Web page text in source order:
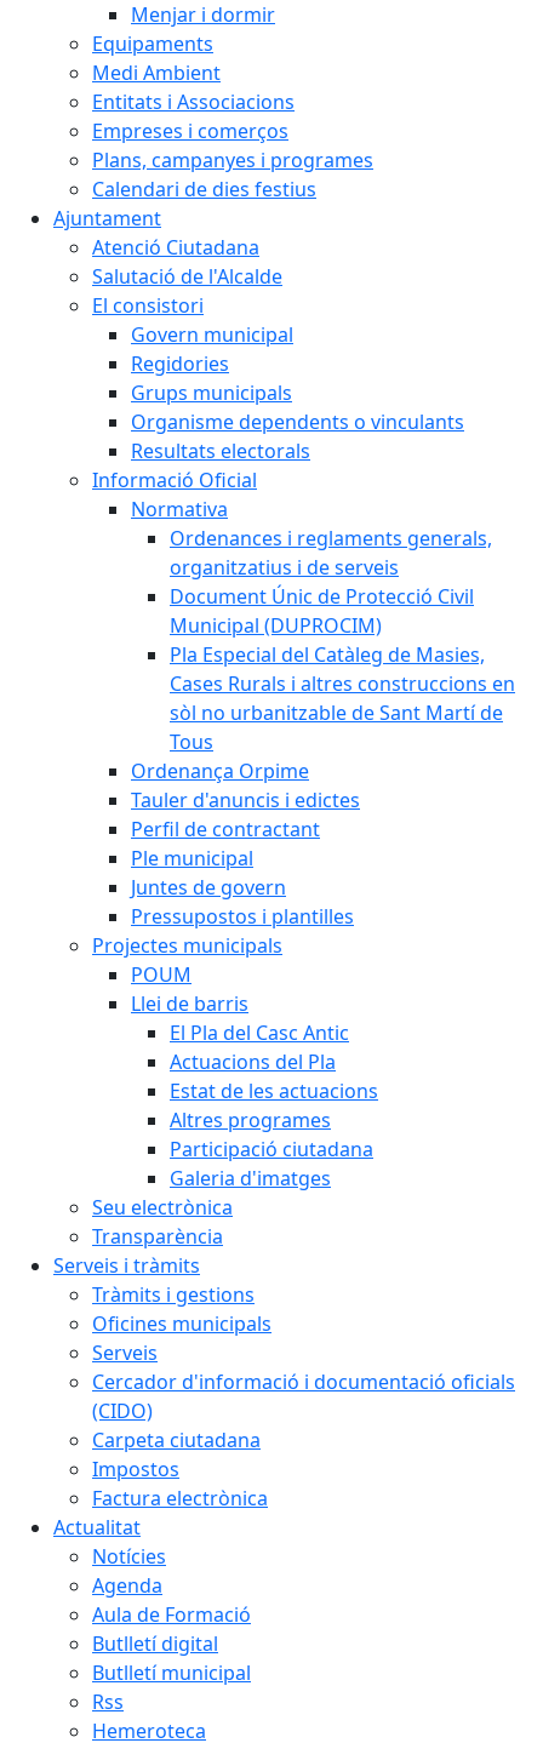
Menjar i dormir
Equipaments
Medi Ambient
Entitats i Associacions
Empreses i comerços
Plans, campanyes i programes
Calendari de dies festius
Ajuntament
Atenció Ciutadana
Salutació de l'Alcalde
El consistori
Govern municipal
Regidories
Grups municipals
Organisme dependents o vinculants
Resultats electorals
Informació Oficial
Normativa
Ordenances i reglaments generals,
organitzatius i de serveis
Document Únic de Protecció Civil
Municipal (DUPROCIM)
Pla Especial del Catàleg de Masies,
Cases Rurals i altres construccions en
sòl no urbanitzable de Sant Martí de
Tous
Ordenança Orpime
Tauler d'anuncis i edictes
Perfil de contractant
Ple municipal
Juntes de govern
Pressupostos i plantilles
Projectes municipals
POUM
Llei de barris
El Pla del Casc Antic
Actuacions del Pla
Estat de les actuacions
Altres programes
Participació ciutadana
Galeria d'imatges
Seu electrònica
Transparència
Serveis i tràmits
Tràmits i gestions
Oficines municipals
Serveis
Cercador d'informació i documentació oficials
(CIDO)
Carpeta ciutadana
Impostos
Factura electrònica
Actualitat
Notícies
Agenda
Aula de Formació
Butlletí digital
Butlletí municipal
Rss
Hemeroteca